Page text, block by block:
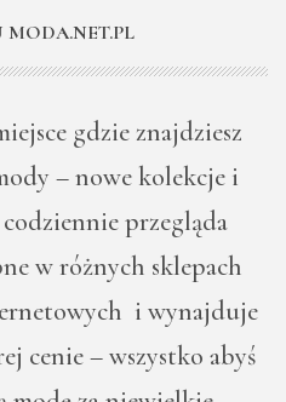
MODA.NET.PL
gdzie znajdziesz
– nowe kolekcje i
przegląda
w różnych sklepach
i wynajduje
cenie – wszystko abyś